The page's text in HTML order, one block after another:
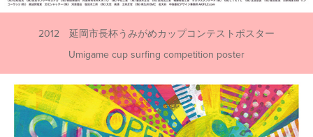
2012 延岡市長杯うみがめカップコンテストポスター
Umigame cup surfing competition poster